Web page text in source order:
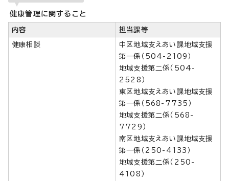
健康管理に関すること
内容 担当課等
健康相談
中区地域支えあい課地域支援
第一係（504-2109）
地域支援第二係（504-
2528）
東区地域支えあい課地域支援
第一係（568-7735）
地域支援第二係（568-
7729）
南区地域支えあい課地域支援
第一係（250-4133）
地域支援第二係（250-
4108）